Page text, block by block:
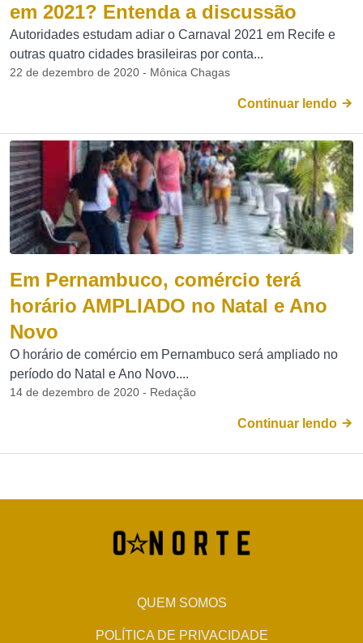
em 2021? Entenda a discussão
Autoridades estudam adiar o Carnaval 2021 em Recife e
outras quatro cidades brasileiras por conta...
22 de dezembro de 2020 - Mônica Chagas
Continuar lendo
Em Pernambuco, comércio terá
horário AMPLIADO no Natal e Ano
Novo
O horário de comércio em Pernambuco será ampliado no
período do Natal e Ano Novo....
14 de dezembro de 2020 - Redação
Continuar lendo
QUEM SOMOS
POLÍTICA DE PRIVACIDADE